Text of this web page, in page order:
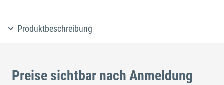
Produktbeschreibung
Preise sichtbar nach Anmeldung